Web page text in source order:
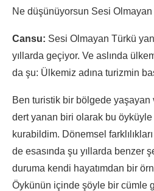
Ne düşünüyorsun Sesi
Cansu: Sesi Olmayan Türkü
yıllarda geçiyor. Ve aslında
da şu: Ülkemiz adına turizmin
Ben turistik bir bölgede yaşayan
dert yanan biri olarak bu
kurabildim. Dönemsel
de esasında şu yıllarda benzer
duruma kendi hayatımdan bir
Öykünün içinde şöyle bir cümle